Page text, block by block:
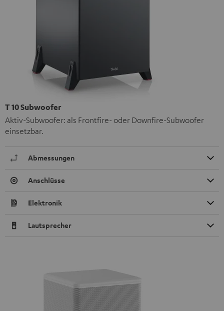
T 10 Subwoofer
Aktiv-Subwoofer: als Frontfire- oder Downfire-Subwoofer
einsetzbar.
Abmessungen
Anschlüsse
Elektronik
Lautsprecher